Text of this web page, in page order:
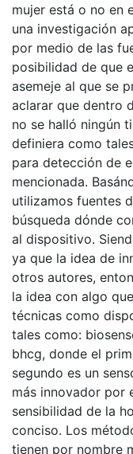
mujer está o no en
una investigación
por medio de las
posibilidad de que
asemeje al que se
aclarar que dentro
no se halló ningún
definiera como
para detección de
mencionada.
utilizamos fuentes
búsqueda dónde
al dispositivo.
ya que la idea de
otros autores,
la idea con algo
técnicas como
tales como:
bhcg, donde el
segundo es un
más innovador por
sensibilidad de la
conciso. Los
tienen por nombre